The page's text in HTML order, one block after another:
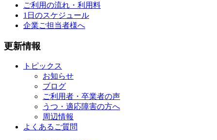
ご利用の流れ・利用料
1日のスケジュール
企業ご担当者様へ
更新情報
トピックス
お知らせ
ブログ
ご利用者・卒業者の声
うつ・適応障害の方へ
周辺情報
よくあるご質問